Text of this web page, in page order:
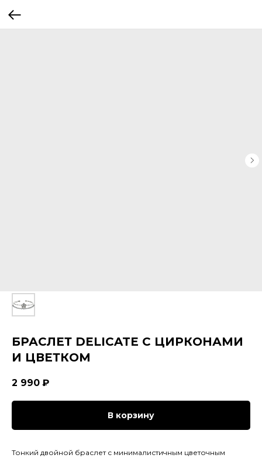
БРАСЛЕТ DELICATE С ЦИРКОНАМИ
И ЦВЕТКОМ
2 990 ₽
В корзину
Тонкий двойной браслет с минималистичным цветочным